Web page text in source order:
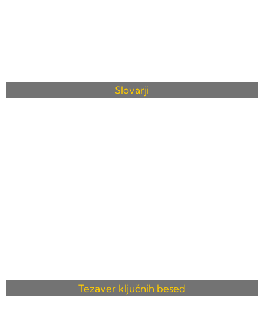
Slovarji
Tezaver ključnih besed